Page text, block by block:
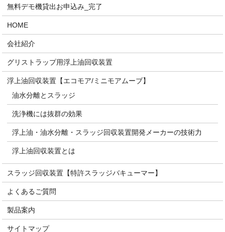
無料デモ機貸出お申込み_完了
HOME
会社紹介
グリストラップ用浮上油回収装置
浮上油回収装置【エコモア/ミニモアムーブ】
油水分離とスラッジ
洗浄機には抜群の効果
浮上油・油水分離・スラッジ回収装置開発メーカーの技術力
浮上油回収装置とは
スラッジ回収装置【特許スラッジバキューマー】
よくあるご質問
製品案内
サイトマップ